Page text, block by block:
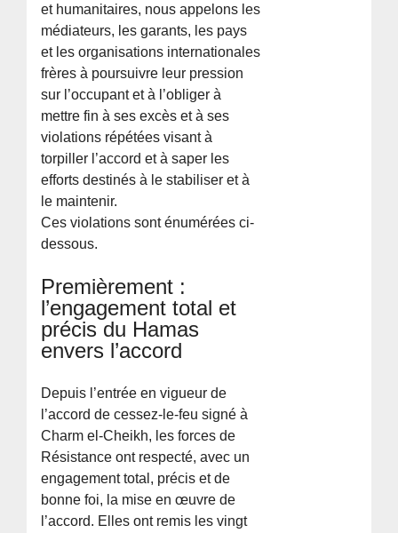
et humanitaires, nous appelons les
médiateurs, les garants, les pays
et les organisations internationales
frères à poursuivre leur pression
sur l’occupant et à l’obliger à
mettre fin à ses excès et à ses
violations répétées visant à
torpiller l’accord et à saper les
efforts destinés à le stabiliser et à
le maintenir.
Ces violations sont énumérées ci-
dessous.
Premièrement :
l’engagement total et
précis du Hamas
envers l’accord
Depuis l’entrée en vigueur de
l’accord de cessez-le-feu signé à
Charm el-Cheikh, les forces de
Résistance ont respecté, avec un
engagement total, précis et de
bonne foi, la mise en œuvre de
l’accord. Elles ont remis les vingt